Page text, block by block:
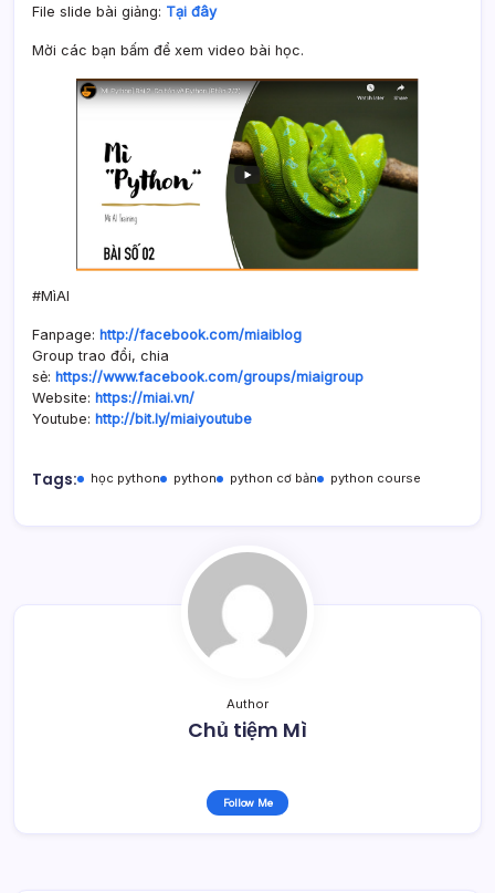
File slide bài giảng: Tại đây
Mời các bạn bấm để xem video bài học.
#MìAI
Fanpage: http://facebook.com/miaiblog
Group trao đổi, chia
sẻ: https://www.facebook.com/groups/miaigroup
Website: https://miai.vn/
Youtube: http://bit.ly/miaiyoutube
Tags: học python python python cơ bản python course
Author
Chủ tiệm Mì
Follow Me